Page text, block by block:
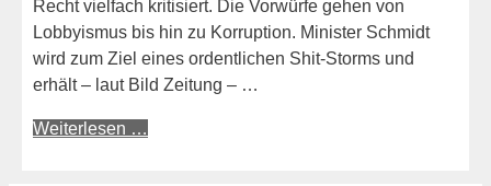
Recht vielfach kritisiert. Die Vorwürfe gehen von
Lobbyismus bis hin zu Korruption. Minister Schmidt
wird zum Ziel eines ordentlichen Shit-Storms und
erhält – laut Bild Zeitung – …
Weiterlesen …